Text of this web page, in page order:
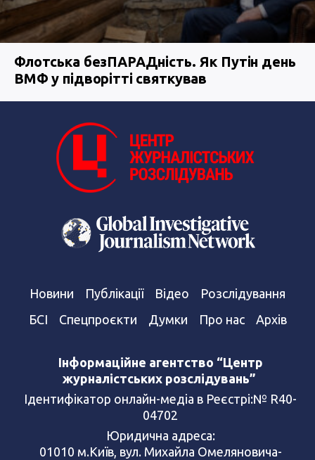
Флотська безПАРАДність. Як Путін день
ВМФ у підворітті святкував
Новини Публікації Відео
Розслідування
БСІ
Спецпроєкти Думки Про нас Архів
Інформаційне агентство “Центр
журналістських розслідувань”
Ідентифікатор онлайн-медіа в Реєстрі:№ R40-
04702
Юридична адреса:
01010 м.Київ, вул. Михайла Омеляновича-